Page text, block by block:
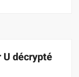
décrypté